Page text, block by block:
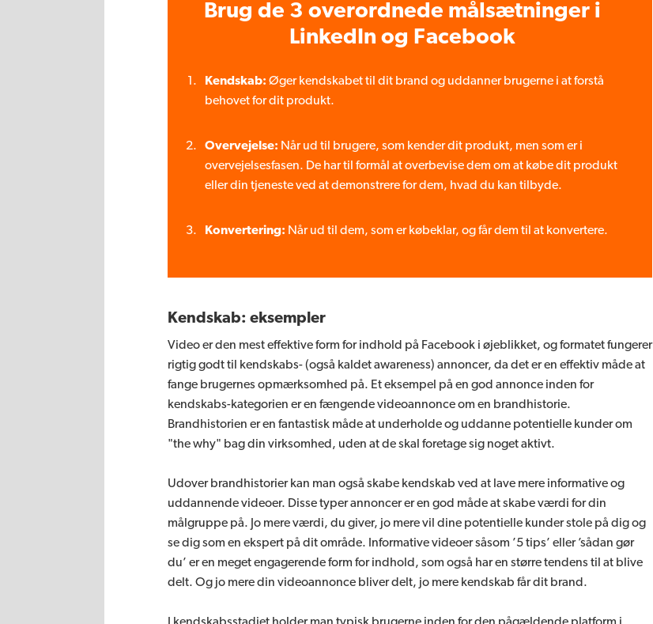
Brug de 3 overordnede målsætninger i
LinkedIn og Facebook
Kendskab: Øger kendskabet til dit brand og uddanner brugerne i at forstå
behovet for dit produkt.
Overvejelse: Når ud til brugere, som kender dit produkt, men som er i
overvejelsesfasen. De har til formål at overbevise dem om at købe dit produkt
eller din tjeneste ved at demonstrere for dem, hvad du kan tilbyde.
Konvertering: Når ud til dem, som er købeklar, og får dem til at konvertere.
Kendskab: eksempler
Video er den mest effektive form for indhold på Facebook i øjeblikket, og formatet fungerer
rigtig godt til kendskabs- (også kaldet awareness) annoncer, da det er en effektiv måde at
fange brugernes opmærksomhed på. Et eksempel på en god annonce inden for
kendskabs-kategorien er en fængende videoannonce om en brandhistorie.
Brandhistorien er en fantastisk måde at underholde og uddanne potentielle kunder om
"the why" bag din virksomhed, uden at de skal foretage sig noget aktivt.
Udover brandhistorier kan man også skabe kendskab ved at lave mere informative og
uddannende videoer. Disse typer annoncer er en god måde at skabe værdi for din
målgruppe på. Jo mere værdi, du giver, jo mere vil dine potentielle kunder stole på dig og
se dig som en ekspert på dit område. Informative videoer såsom ’5 tips’ eller ’sådan gør
du’ er en meget engagerende form for indhold, som også har en større tendens til at blive
delt. Og jo mere din videoannonce bliver delt, jo mere kendskab får dit brand.